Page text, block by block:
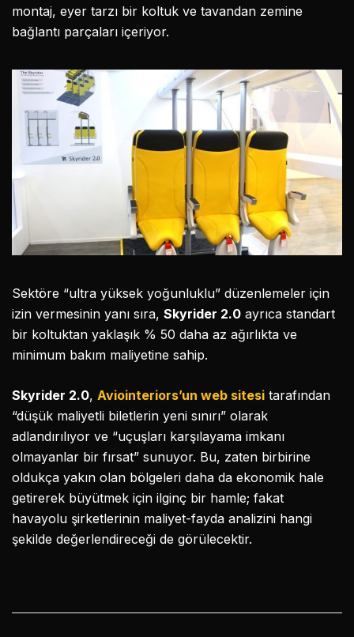
montaj, eyer tarzı bir koltuk ve tavandan zemine
bağlantı parçaları içeriyor.
Sektöre “ultra yüksek yoğunluklu” düzenlemeler için
izin vermesinin yanı sıra, Skyrider 2.0 ayrıca standart
bir koltuktan yaklaşık % 50 daha az ağırlıkta ve
minimum bakım maliyetine sahip.
Skyrider 2.0, Aviointeriors’un web sitesi tarafından
“düşük maliyetli biletlerin yeni sınırı” olarak
adlandırılıyor ve “uçuşları karşılayama imkanı
olmayanlar bir fırsat” sunuyor. Bu, zaten birbirine
oldukça yakın olan bölgeleri daha da ekonomik hale
getirerek büyütmek için ilginç bir hamle; fakat
havayolu şirketlerinin maliyet-fayda analizini hangi
şekilde değerlendireceği de görülecektir.